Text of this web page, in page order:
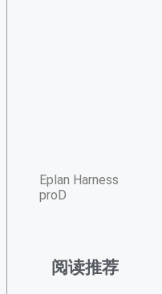
Eplan Harness
proD
阅读推荐